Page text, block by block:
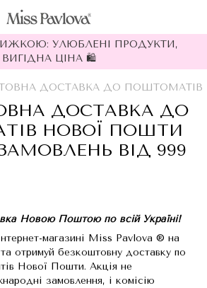
УЛЮБЛЕНІ ПРОДУКТИ,
ВИГІДНА ЦІНА 🛍
ДОСТАВКА ДО ПОШТОМАТІВ
ДОСТАВКА ДО
НОВОЇ ПОШТИ
ВІД 999
Новою Поштою по всій Україні!
магазині Miss Pavlova ® на
отримуй безкоштовну доставку по
Нової Пошти. Акція не
замовлення, і комісію